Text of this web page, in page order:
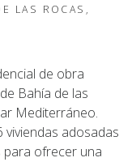
LAS ROCAS,
de obra
Bahía de las
Mediterráneo.
adosadas
para ofrecer una